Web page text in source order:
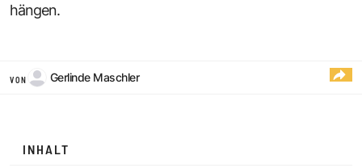
hängen.
VON Gerlinde Maschler
INHALT